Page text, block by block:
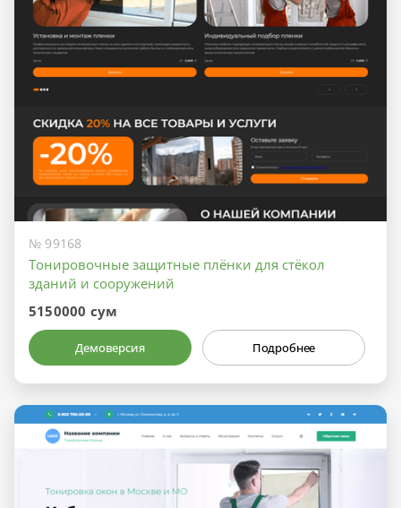
№ 99168
Тонировочные защитные плёнки для стёкол
зданий и сооружений
5150000 сум
Демоверсия Подробнее